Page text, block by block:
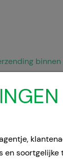
en soortgelijke
Protection